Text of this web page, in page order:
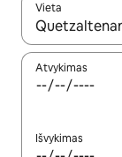
Vieta
Kai pasirodys
Atvykimas
Išvykimas